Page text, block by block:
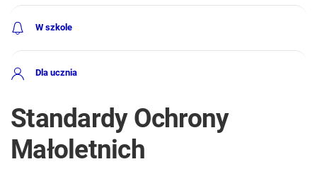
W szkole
Dla ucznia
Standardy Ochrony
Małoletnich